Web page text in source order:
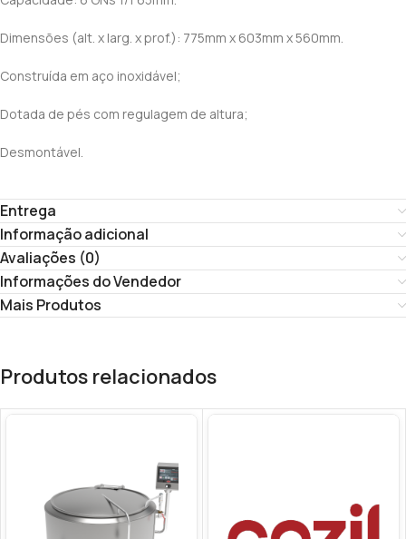
Dimensões (alt. x larg. x prof.): 775mm x 603mm x 560mm.
Construída em aço inoxidável;
Dotada de pés com regulagem de altura;
Desmontável.
Entrega
Informação adicional
Avaliações (0)
Informações do Vendedor
Mais Produtos
Produtos relacionados